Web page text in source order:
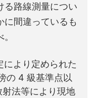
路線測量につい
に間違っているも
により定められた
の 4 級基準点以
射法等により現地